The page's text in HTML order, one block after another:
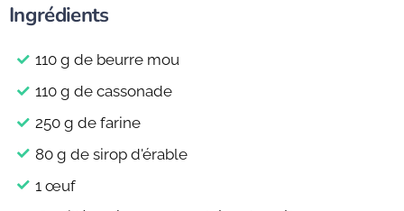
Ingrédients
110 g de beurre mou
110 g de cassonade
250 g de farine
80 g de sirop d'érable
1 œuf